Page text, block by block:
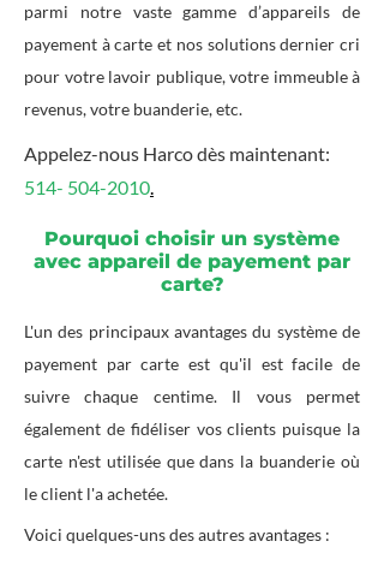
parmi notre vaste gamme d’appareils de
payement à carte et nos solutions dernier cri
pour votre lavoir publique, votre immeuble à
revenus, votre buanderie, etc.
Appelez-nous Harco dès maintenant:
514- 504-2010.
Pourquoi choisir un système
avec appareil de payement par
carte?
L'un des principaux avantages du système de
payement par carte est qu'il est facile de
suivre chaque centime. Il vous permet
également de fidéliser vos clients puisque la
carte n'est utilisée que dans la buanderie où
le client l'a achetée.
Voici quelques-uns des autres avantages :